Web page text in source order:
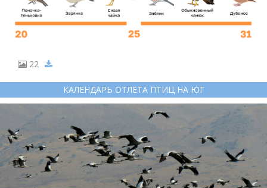
22
КАЛЕНДАРЬ ОТЛЕТА ПТИЦ НА ЮГ